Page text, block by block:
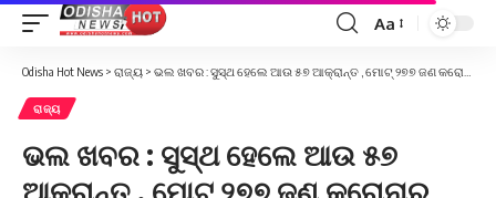
Font
Aa
Odisha Hot News > ରାଜ୍ୟ > ଭଲ ଖବର : ସୁସ୍ଥ ହେଲେ ଆଉ ୫୭ ଆକ୍ରାନ୍ତ , ମୋଟ୍ ୨୭୭ ଜଣ କରୋନାରୁ ସୁସ୍ଥ
ରାଜ୍ୟ
ଭଲ ଖବର : ସୁସ୍ଥ ହେଲେ ଆଉ ୫୭